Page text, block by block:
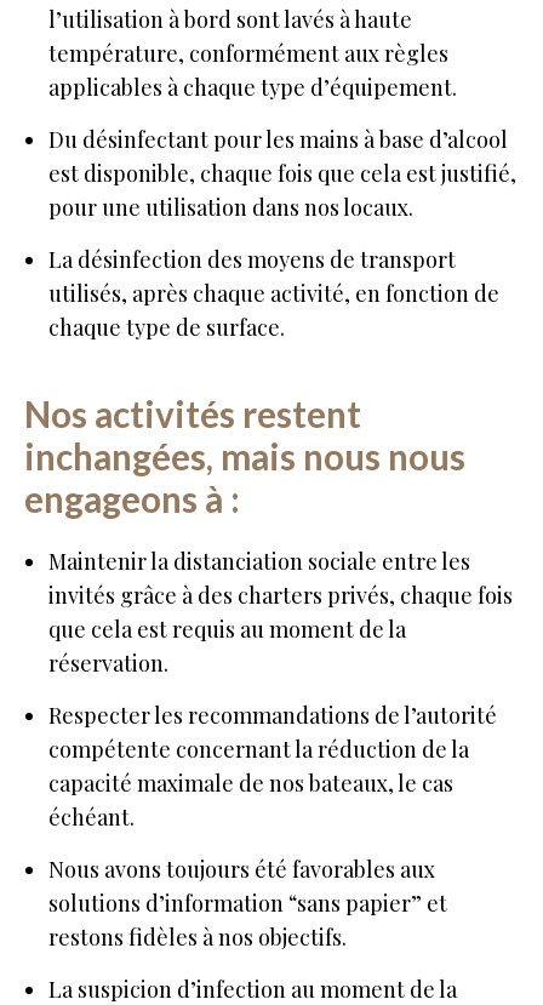
l’utilisation à bord sont lavés à haute
température, conformément aux règles
applicables à chaque type d’équipement.
Du désinfectant pour les mains à base d’alcool
est disponible, chaque fois que cela est justifié,
pour une utilisation dans nos locaux.
La désinfection des moyens de transport
utilisés, après chaque activité, en fonction de
chaque type de surface.
Nos activités restent
inchangées, mais nous nous
engageons à :
Maintenir la distanciation sociale entre les
invités grâce à des charters privés, chaque fois
que cela est requis au moment de la
réservation.
Respecter les recommandations de l’autorité
compétente concernant la réduction de la
capacité maximale de nos bateaux, le cas
échéant.
Nous avons toujours été favorables aux
solutions d’information “sans papier” et
restons fidèles à nos objectifs.
La suspicion d’infection au moment de la